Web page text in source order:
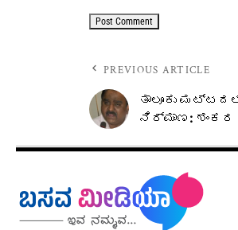
PREVIOUS ARTICLE
ತಾಲೂಕು
ನಿರ್ಮಾಣ: